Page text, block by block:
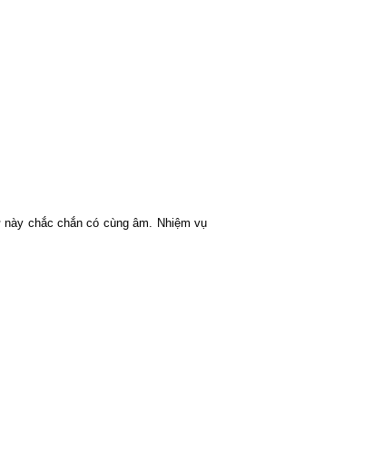
chắc chắn có cùng âm. Nhiệm vụ